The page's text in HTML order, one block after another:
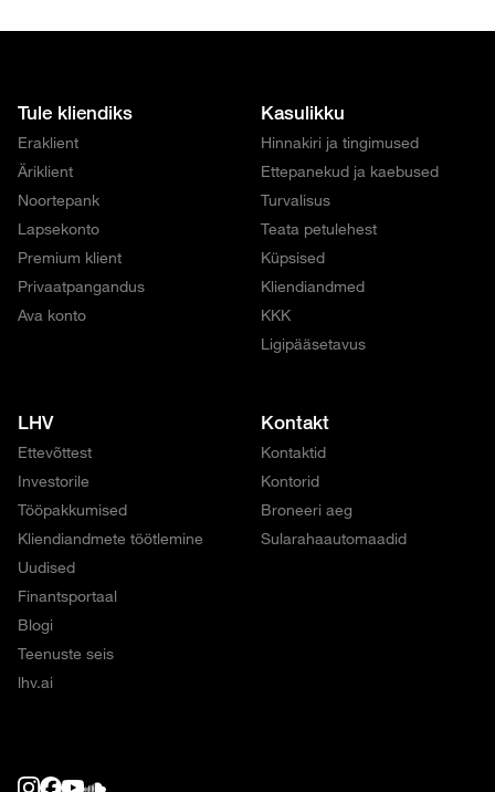
Tule kliendiks
Eraklient
Äriklient
Noortepank
Lapsekonto
Premium klient
Privaatpangandus
Ava konto
Kasulikku
Hinnakiri ja tingimused
Ettepanekud ja kaebused
Turvalisus
Teata petulehest
Küpsised
Kliendiandmed
KKK
Ligipääsetavus
LHV
Ettevõttest
Investorile
Tööpakkumised
Kliendiandmete töötlemine
Uudised
Finantsportaal
Blogi
Teenuste seis
lhv.ai
Kontakt
Kontaktid
Kontorid
Broneeri aeg
Sularahaautomaadid